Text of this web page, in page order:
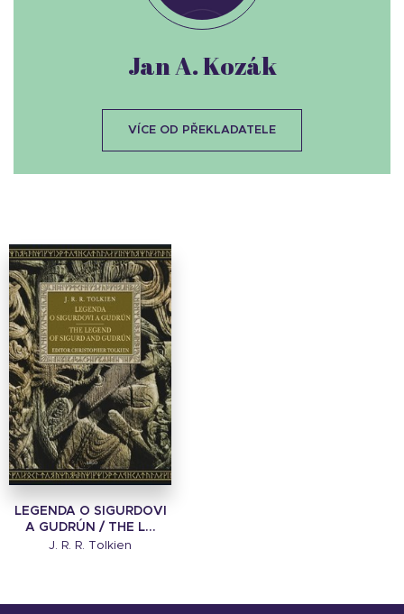
LEGENDA O SIGURDOVI
A GUDRÚN / THE L...
J. R. R. Tolkien
Jan A. Kozák
VÍCE OD PŘEKLADATELE